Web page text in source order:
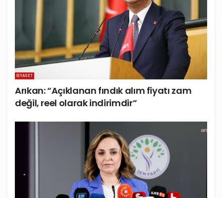
SIYASET
Arıkan: “Açıklanan fındık alım fiyatı zam
değil, reel olarak indirimdir”